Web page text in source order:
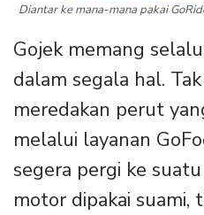
Diantar ke mana-mana pakai
Gojek memang
dalam segala hal.
meredakan perut
melalui layanan
segera pergi ke
motor dipakai suami,